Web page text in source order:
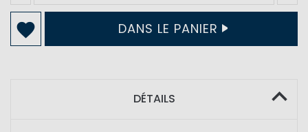
DANS LE PANIER
DÉTAILS